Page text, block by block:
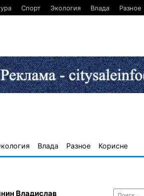
Спорт Экология Влада Разное
Влада Разное Корисне
Владислав
Найти: